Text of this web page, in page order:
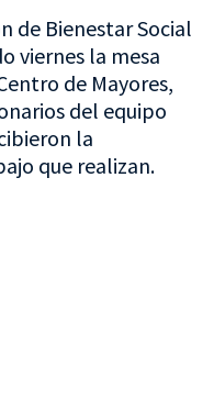
de Bienestar Social
viernes la mesa
de Mayores,
del equipo
la
que realizan.